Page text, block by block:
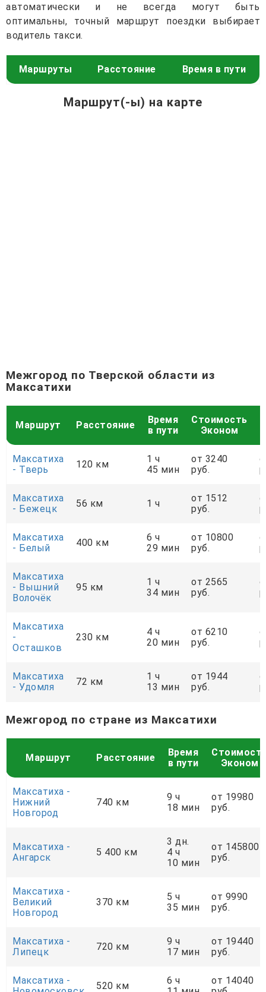
автоматически и не всегда могут быть
оптимальны, точный маршрут поездки выбирает
водитель такси.
Маршруты Расстояние Время в пути
Маршрут(-ы) на карте
Межгород по Тверской области из
Максатихи
Маршрут Расстояние
Время
в пути
Стоимость
Эконом
Максатиха
- Тверь
120 км
1 ч
45 мин
от 3240
руб.
Максатиха
- Бежецк
56 км 1 ч
от 1512
руб.
Максатиха
- Белый
400 км
6 ч
29 мин
от 10800
руб.
Максатиха
- Вышний
Волочёк
95 км
1 ч
34 мин
от 2565
руб.
Максатиха
-
Осташков
230 км
4 ч
20 мин
от 6210
руб.
Максатиха
- Удомля
72 км
1 ч
13 мин
от 1944
руб.
Межгород по стране из Максатихи
Маршрут Расстояние
Время
в пути
Эконом
Максатиха -
Нижний
Новгород
740 км
9 ч
18 мин
от 19980
руб.
Максатиха -
Ангарск
5 400 км
3 дн.
4 ч
10 мин
от 145800
руб.
Максатиха -
Великий
Новгород
370 км
5 ч
35 мин
от 9990
руб.
Максатиха -
Липецк
720 км
9 ч
17 мин
от 19440
руб.
Максатиха -
520 км
6 ч
от 14040